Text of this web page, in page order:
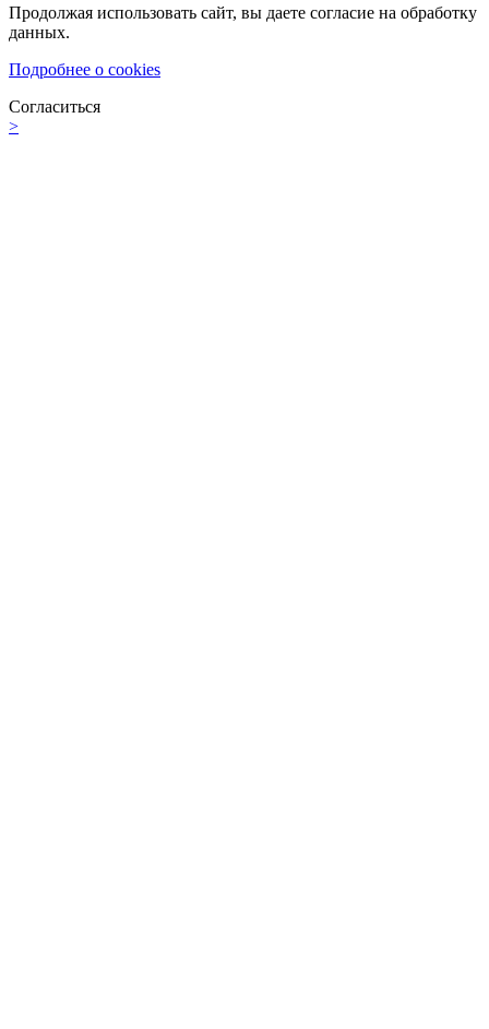
Продолжая использовать сайт, вы даете согласие на обработку
данных.
Подробнее о cookies
Согласиться
>